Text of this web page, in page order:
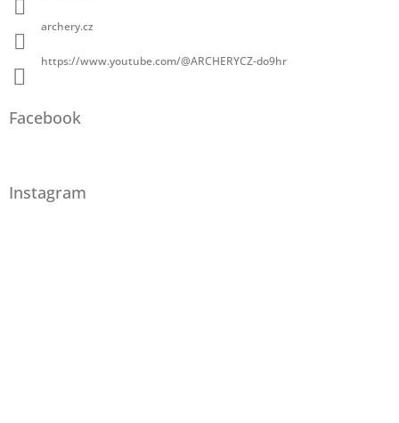
archery.cz
https://www.youtube.com/@ARCHERYCZ-do9hr
Facebook
Instagram